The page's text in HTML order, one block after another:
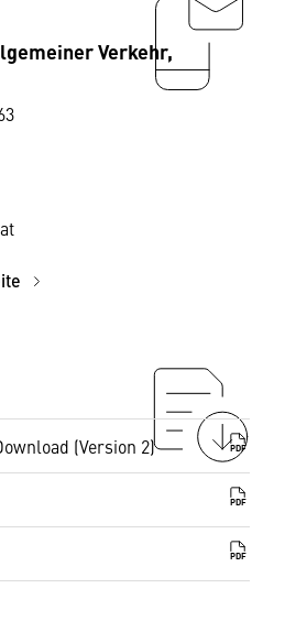
Verkehr,
(Version 2) PDF
PDF
PDF